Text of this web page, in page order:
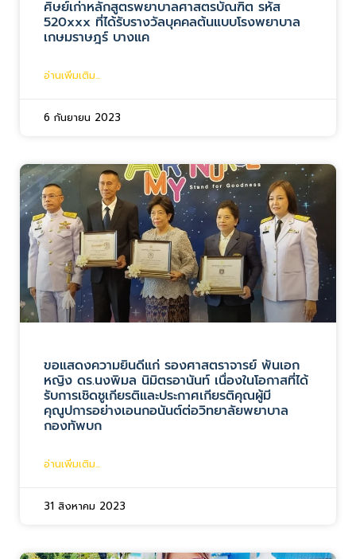
ศิษย์เก่าหลักสูตรพยาบาลศาสตรบัณฑิต รหัส
520xxx ที่ได้รับรางวัลบุคคลต้นแบบโรงพยาบาล
เกษมราษฎร์ บางแค
อ่านเพิ่มเติม...
6 กันยายน 2023
ขอแสดงความยินดีแก่ รองศาสตราจารย์ พันเอก
หญิง ดร.นงพิมล นิมิตรอานันท์ เนื่องในโอกาสที่ได้
รับการเชิดชูเกียรติและประกาศเกียรติคุณผู้มี
คุณูปการอย่างเอนกอนันต์ต่อวิทยาลัยพยาบาล
กองทัพบก
อ่านเพิ่มเติม...
31 สิงหาคม 2023